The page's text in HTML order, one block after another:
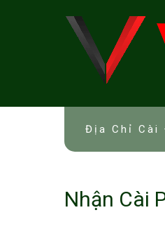
Địa Chỉ Cài
Nhận Cài